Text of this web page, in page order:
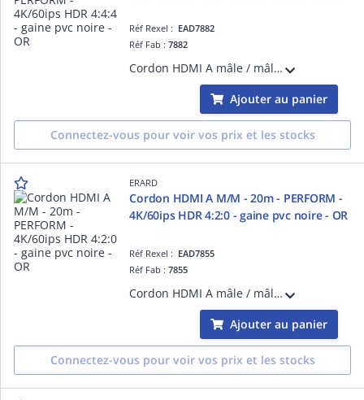
Réf Rexel : EAD7882
Réf Fab :7882
Cordon HDMI A mâle / mâle - 5m - PERFORM - 4K/60ips HDR 4:4:4 - 18 Gbps - la garantie des meilleures performances sans compromis sur la qualité de fabrication - gaine pvc noire - high speed with ethernet - blindage renforcé - OR
Ajouter au panier
Connectez-vous pour voir vos prix et les stocks
ERARD
Cordon HDMI A M/M - 20m - PERFORM -
4K/60ips HDR 4:2:0 - gaine pvc noire - OR
Réf Rexel : EAD7855
Réf Fab :7855
Cordon HDMI A mâle / mâle - 20m - PERFORM - 4K/60ips HDR 4:2:0 - 10.2 Gbps - la garantie des meilleures performances sans compromis sur la qualité de fabrication - gaine pvc noire - high speed with ethernet - blindage renforcé - OR
Ajouter au panier
Connectez-vous pour voir vos prix et les stocks